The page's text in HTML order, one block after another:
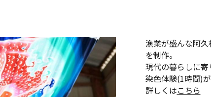
漁業が盛んな阿
を制作。
現代の暮らしに
染色体験(1時間)
詳しくはこちら